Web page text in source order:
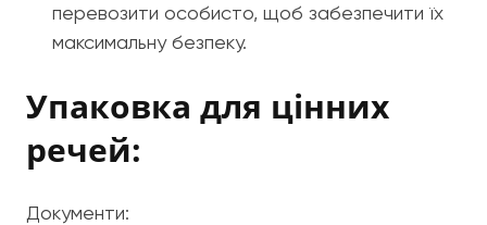
перевозити особисто, щоб забезпечити їх
максимальну безпеку.
Упаковка для цінних
речей:
Документи: